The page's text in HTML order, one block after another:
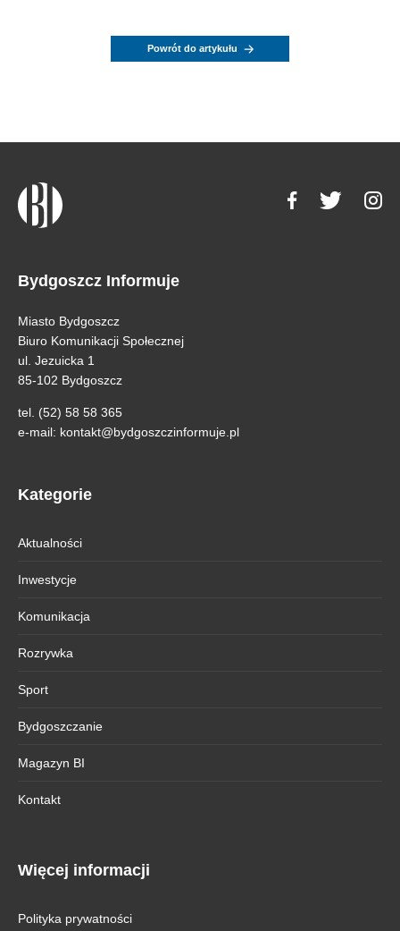
Powrót do artykułu
Bydgoszcz Informuje
Miasto Bydgoszcz
Biuro Komunikacji Społecznej
ul. Jezuicka 1
85-102 Bydgoszcz
tel. (52) 58 58 365
e-mail: kontakt@bydgoszczinformuje.pl
Kategorie
Aktualności
Inwestycje
Komunikacja
Rozrywka
Sport
Bydgoszczanie
Magazyn BI
Kontakt
Więcej informacji
Polityka prywatności